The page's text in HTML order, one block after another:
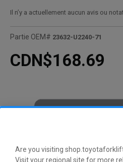
Are you visiting
Visit your regional site for more
Il n’y a actuellement aucun avis ou
Partie OEM# 23632-U2240-71
CDN$168.69